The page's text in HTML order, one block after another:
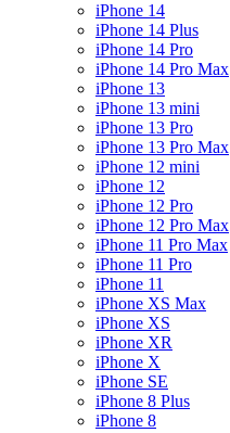
iPhone 14
iPhone 14 Plus
iPhone 14 Pro
iPhone 14 Pro Max
iPhone 13
iPhone 13 mini
iPhone 13 Pro
iPhone 13 Pro Max
iPhone 12 mini
iPhone 12
iPhone 12 Pro
iPhone 12 Pro Max
iPhone 11 Pro Max
iPhone 11 Pro
iPhone 11
iPhone XS Max
iPhone XS
iPhone XR
iPhone X
iPhone SE
iPhone 8 Plus
iPhone 8